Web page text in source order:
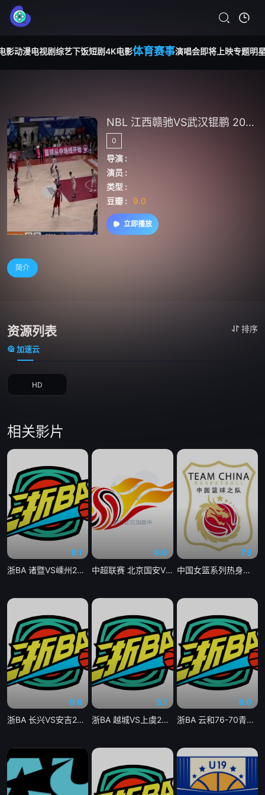
影动漫电视剧综艺下饭短剧4K电影体育赛事演唱会即将上映专题明
NBL 江西赣驰VS武汉锟鹏 20240728
0
导演 :
演员 :
类型 :
豆瓣 :
9.0
立即播放
简介
资源列表 排序
加速云
HD
相关影片
8.1
浙BA 诸暨VS嵊州20260806
8.0
中超联赛 北京国安VS深圳新鹏城20260807
7.9
中国女篮系列热身赛 中国女篮VS尼日利亚女篮20260807
9.8
浙BA 长兴VS安吉20260806
5.1
浙BA 越城VS上虞20260806
8.0
浙BA 云和76-70青田20260807